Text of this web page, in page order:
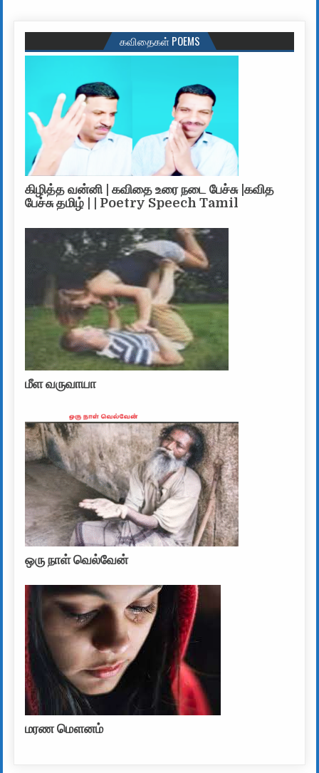
கவிதைகள் POEMS
கிழித்த வன்னி | கவிதை உரை நடை பேச்சு |கவித
பேச்சு தமிழ் | | Poetry Speech Tamil
மீள வருவாயா
ஒரு நாள் வெல்வேன்
மரண மௌனம்